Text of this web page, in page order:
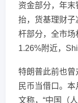
资金部分，年
抬，货基理财
杆部分，全市
1.26%附近，
特朗普此前也曾
民币当借口。
文称，“中国（